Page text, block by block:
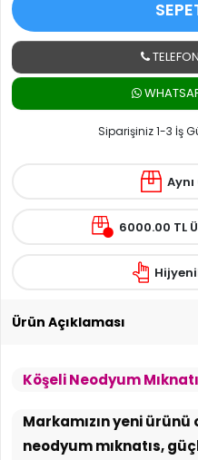
Siparişiniz 1-3 İş
6000.00 TL
Ürün Açıklaması
Köşeli Neodyum
Markamızın yeni
neodyum mıknatıs,